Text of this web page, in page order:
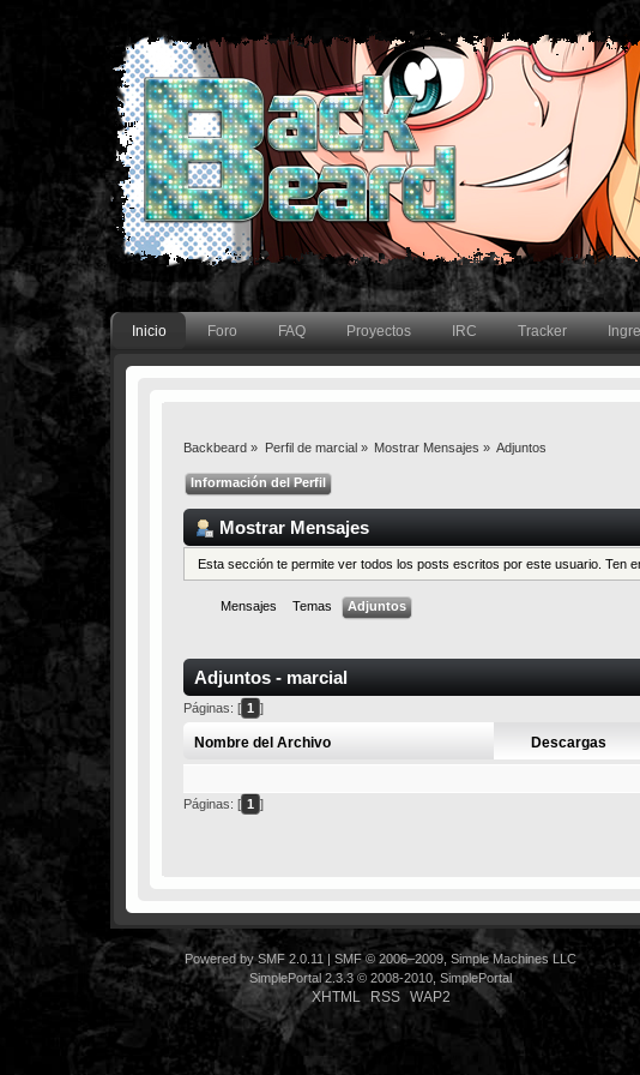
Inicio Foro FAQ Proyectos IRC Tracker
Backbeard » Perfil de marcial » Mostrar Mensajes » Adjuntos
Información del Perfil
Mostrar Mensajes
Esta sección te permite ver todos los posts escritos por este usuario. Ten
Mensajes Temas Adjuntos
Adjuntos - marcial
Páginas: [ 1 ]
Nombre del Archivo Descargas
Páginas: [ 1 ]
Powered by SMF 2.0.11 |SMF © 2006–2009, Simple Machines LLC
SimplePortal 2.3.3 © 2008-2010, SimplePortal
XHTML RSS WAP2